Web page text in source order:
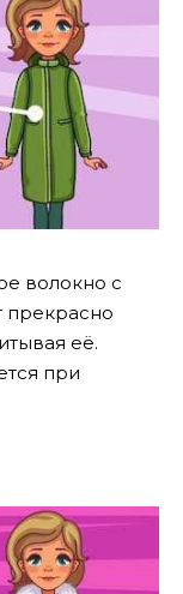
волокно с
прекрасно
её.
при